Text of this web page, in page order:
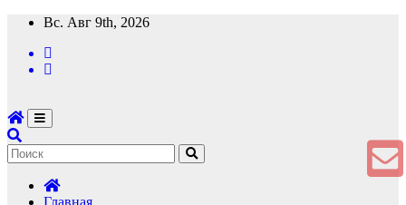
Перейти
содержимому
Вс. Авг 9th, 2026
Главная